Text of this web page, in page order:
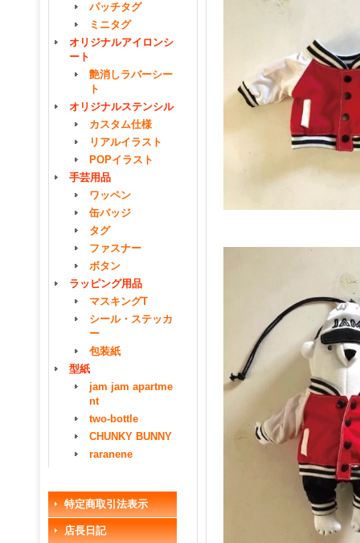
パッチタグ
ミニタグ
オリジナルアイロンシ
ート
艶消しラバーシー
ト
オリジナルステンシル
カスタム仕様
リアルイラスト
POPイラスト
手芸用品
ワッペン
缶バッジ
タグ
ファスナー
ボタン
ラッピング用品
マスキングT
シール・ステッカ
ー
包装紙
型紙
jam jam apartme
nt
two-bottle
CHUNKY BUNNY
raranene
特定商取引法表示
店長日記